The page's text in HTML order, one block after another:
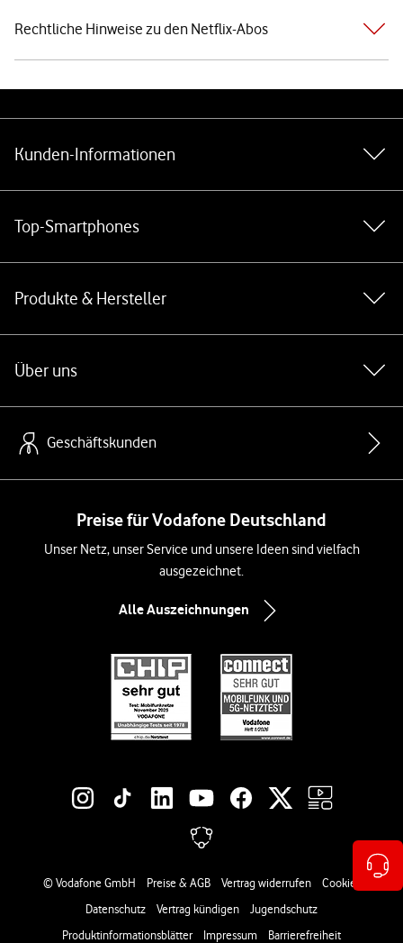
Rechtliche Hinweise zu den Netflix-Abos
Kunden-Informationen
Top-Smartphones
Produkte & Hersteller
Über uns
Geschäftskunden
Preise für Vodafone Deutschland
Unser Netz, unser Service und unsere Ideen sind vielfach
ausgezeichnet.
Alle Auszeichnungen
Social-Media-Links
Rechtliche Links
© Vodafone GmbH Preise & AGB Vertrag widerrufen
Cookies
Datenschutz
Vertrag kündigen
Jugendschutz
Produktinformationsblätter
Impressum Barrierefreiheit